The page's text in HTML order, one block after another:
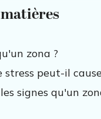
zona ?
stress peut-il
signes qu'un